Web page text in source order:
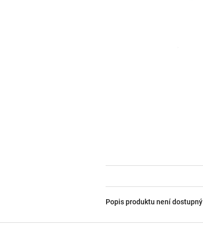
Popis produktu není dostupný